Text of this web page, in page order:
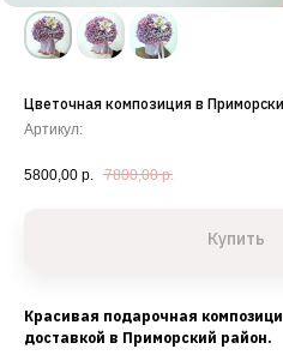
Цветочная композиция в
Артикул:
5800,00 р. 7800,00 р.
Купить
Красивая подарочная
доставкой в Приморский район.